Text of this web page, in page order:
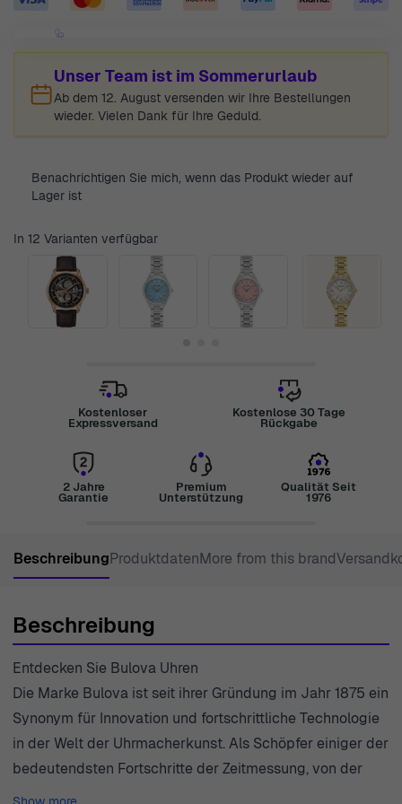
Unser Team ist im Sommerurlaub
Ab dem 12. August versenden wir Ihre Bestellungen
wieder. Vielen Dank für Ihre Geduld.
Benachrichtigen Sie mich, wenn das Produkt wieder auf
Lager ist
In 12 Varianten verfügbar
Kostenloser
Expressversand
Kostenlose 30 Tage
Rückgabe
2 Jahre
Garantie
Premium
Unterstützung
Qualität Seit
1976
BeschreibungProduktdatenMore from this brand
Beschreibung
Entdecken Sie Bulova Uhren
Die Marke Bulova ist seit ihrer Gründung im Jahr 1875 ein
Synonym für Innovation und fortschrittliche Technologie
in der Welt der Uhrmacherkunst. Als Schöpfer einiger der
bedeutendsten Fortschritte der Zeitmessung, von der
Einführung der ersten Elektronenuhr bis hin zur